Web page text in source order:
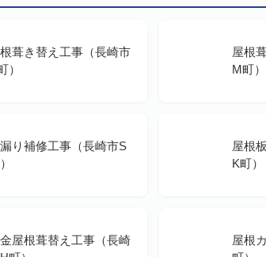
葺き替え工事（長崎市
）
屋根
M町）
り補修工事（長崎市S
屋根
K町）
屋根葺替え工事（長崎
屋根